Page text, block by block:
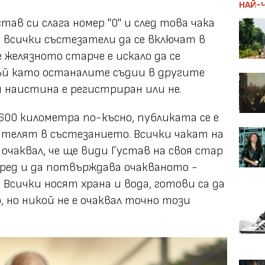
си слага номер "0" и след това чака
всички състезатели да се включат в
старче е искало да се
като останалите съдии в другите
наистина е регистриран или не.
километра по-късно, публиката се е
в състезанието. Всички чакат на
че ще види Густав на своя стар
и да потвърждава очакваното -
носят храна и вода, готови са да
никой не е очаквал точно този
НАЙ-